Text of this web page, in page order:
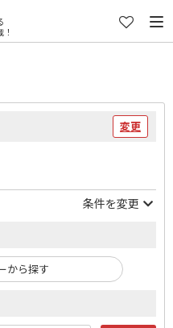
変更
条件を変更
から探す